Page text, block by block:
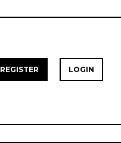
REGISTER LOGIN